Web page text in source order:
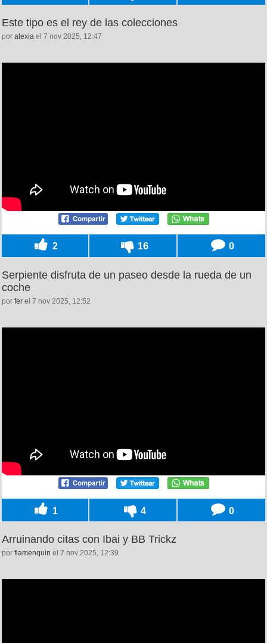
Este tipo es el rey de las colecciones
por alexia el 7 nov 2025, 12:47
2 16 0
Serpiente disfruta de un paseo desde la rueda de un
coche
por fer el 7 nov 2025, 12:52
1 4 0
Arruinando citas con Ibai y BB Trickz
por flamenquin el 7 nov 2025, 12:39